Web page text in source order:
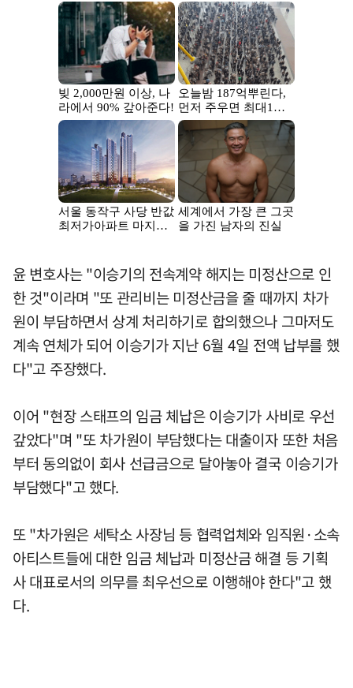
윤 변호사는 "이승기의 전속계약 해지는 미정산으로 인
한 것"이라며 "또 관리비는 미정산금을 줄 때까지 차가
원이 부담하면서 상계 처리하기로 합의했으나 그마저도
계속 연체가 되어 이승기가 지난 6월 4일 전액 납부를 했
다"고 주장했다.
이어 "현장 스태프의 임금 체납은 이승기가 사비로 우선
갚았다"며 "또 차가원이 부담했다는 대출이자 또한 처음
부터 동의없이 회사 선급금으로 달아놓아 결국 이승기가
부담했다"고 했다.
또 "차가원은 세탁소 사장님 등 협력업체와 임직원·소속
아티스트들에 대한 임금 체납과 미정산금 해결 등 기획
사 대표로서의 의무를 최우선으로 이행해야 한다"고 했
다.